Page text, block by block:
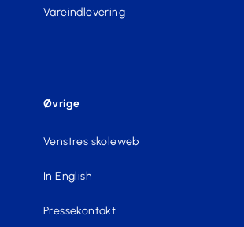
Vareindlevering
Øvrige
Venstres skoleweb
In English
Pressekontakt